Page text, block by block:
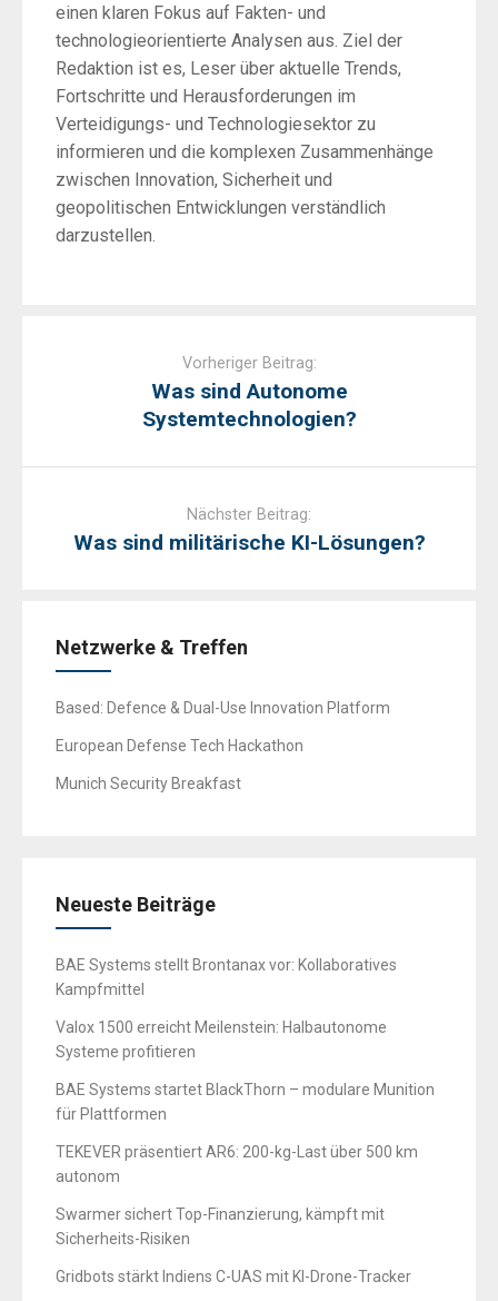
einen klaren Fokus auf Fakten- und
technologieorientierte Analysen aus. Ziel der
Redaktion ist es, Leser über aktuelle Trends,
Fortschritte und Herausforderungen im
Verteidigungs- und Technologiesektor zu
informieren und die komplexen Zusammenhänge
zwischen Innovation, Sicherheit und
geopolitischen Entwicklungen verständlich
darzustellen.
Vorheriger Beitrag:
Was sind Autonome
Systemtechnologien?
Nächster Beitrag:
Was sind militärische KI-Lösungen?
Netzwerke & Treffen
Based: Defence & Dual-Use Innovation Platform
European Defense Tech Hackathon
Munich Security Breakfast
Neueste Beiträge
BAE Systems stellt Brontanax vor: Kollaboratives
Kampfmittel
Valox 1500 erreicht Meilenstein: Halbautonome
Systeme profitieren
BAE Systems startet BlackThorn – modulare Munition
für Plattformen
TEKEVER präsentiert AR6: 200-kg-Last über 500 km
autonom
Swarmer sichert Top-Finanzierung, kämpft mit
Sicherheits-Risiken
Gridbots stärkt Indiens C-UAS mit KI-Drone-Tracker